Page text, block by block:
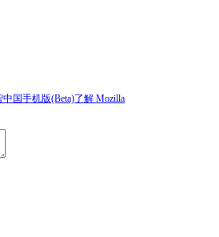
中国手机版(Beta)了解 Mozilla